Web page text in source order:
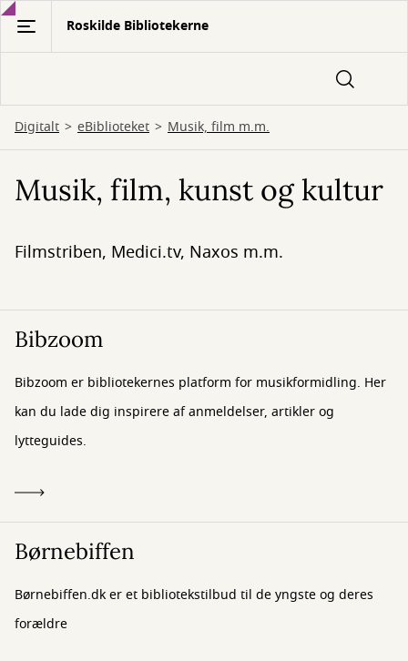
Gå
hovedindhold
Roskilde Bibliotekerne
Digitalt eBiblioteket Musik, film m.m.
Musik, film, kunst og kultur
Filmstriben, Medici.tv, Naxos m.m.
Bibzoom
Bibzoom er bibliotekernes platform for musikformidling. Her
kan du lade dig inspirere af anmeldelser, artikler og
lytteguides.
Børnebiffen
Børnebiffen.dk er et bibliotekstilbud til de yngste og deres
forældre